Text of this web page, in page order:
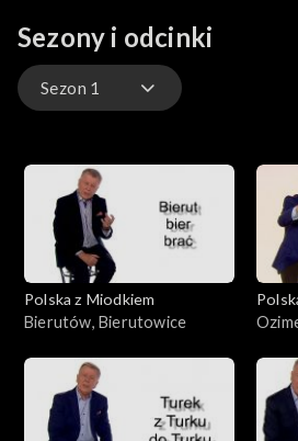
Sezony i odcinki
Sezon 1
Polska z Miodkiem
Bierutów, Bierutowice